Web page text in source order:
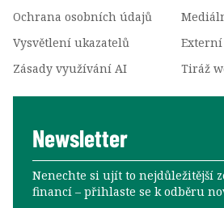
Ochrana osobních údajů
Vysvětlení ukazatelů
Zásady využívání AI
Tiráž
Newsletter
Nenechte si ujít to nejdůležitější
financí –⁠⁠⁠⁠⁠⁠ přihlaste se k odběru